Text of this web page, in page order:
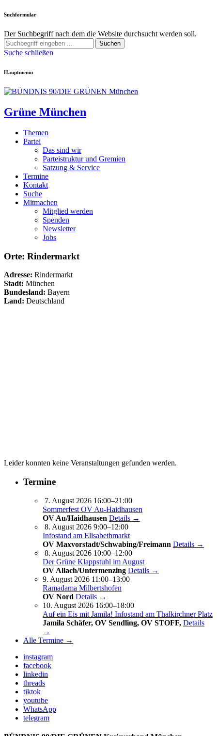
Suchformular
Der Suchbegriff nach dem die Website durchsucht werden soll.
Suchen
Suche schließen
Hauptmenü:
Grüne München
Themen
Partei
Das sind wir
Parteistruktur und Gremien
Satzung & Service
Termine
Kontakt
Suche
Mitmachen
Mitglied werden
Spenden
Newsletter
Jobs
Orte: Rindermarkt
Adresse: Rindermarkt
Stadt: München
Bundesland: Bayern
Land: Deutschland
Leider konnten keine Veranstaltungen gefunden werden.
Termine
7. August 2026 16:00–21:00
Sommerfest OV Au-Haidhausen
OV Au/Haidhausen Details →
8. August 2026 9:00–12:00
Infostand am Elisabethmarkt
OV Maxvorstadt/Schwabing/Freimann Details →
8. August 2026 10:00–12:00
Der Grüne Klappstuhl im August
OV Allach/Untermenzing Details →
9. August 2026 11:00–13:00
Ramadama Milbertshofen
OV Nord Details →
10. August 2026 16:00–18:00
Auf ein Eis mit Jamila! Infostand am Thalkirchner Platz
Jamila Schäfer, OV Sendling, OV STOFF, Details
→
Alle Termine →
instagram
facebook
linkedin
threads
tiktok
youtube
WhatsApp
telegram